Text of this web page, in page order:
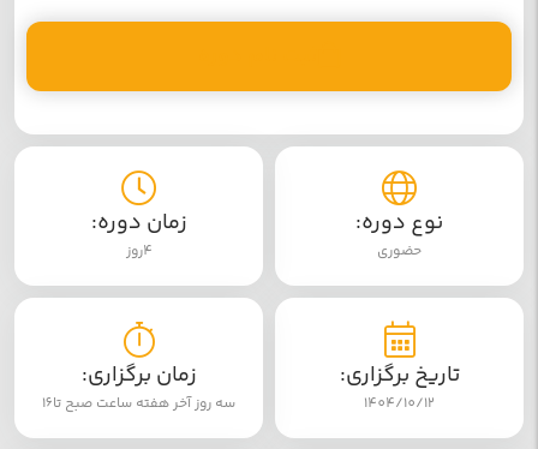
نوع دوره:
حضوری
زمان دوره:
4روز
تاریخ برگزاری:
1404/10/12
زمان برگزاری:
سه روز آخر هفته ساعت صبح تا16